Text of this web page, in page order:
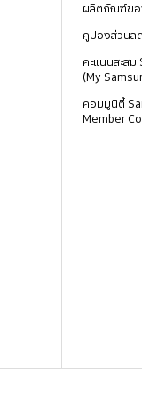
ผลิตภัณฑ์ขอ
คูปองส่วนล
คะแนนสะส
(My
คอมมูนิตี้
Member